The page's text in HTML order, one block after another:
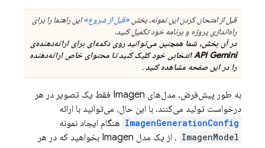
قبل از امتحان کردن این نمونه، بخش «قبل از شروع»این راهنما را برای
راه‌اندازی پروژه و برنامه خود تکمیل کنید.
در آن بخش، شما همچنین می‌توانید روی دکمه‌ای برای ارائه‌دهنده‌ی
API Geminiانتخابی خود کلیک کنید تا محتوای خاص ارائه‌دهنده
را در این صفحه مشاهده کنید.
به طور پیش‌فرض، مدل‌های Imagen فقط یک تصویر در هر
درخواست تولید می‌کنند. با این حال، می‌توانید با ارائه
ImagenGenerationConfig هنگام ایجاد نمونه
ImagenModel ، از یک مدل Imagen بخواهید که در هر